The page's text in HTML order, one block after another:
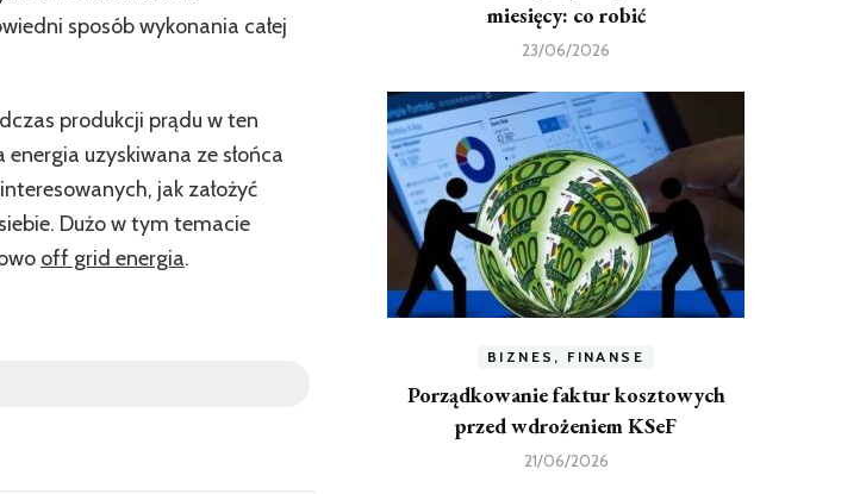
sposób wykonania całej
produkcji prądu w ten
uzyskiwana ze słońca
jak założyć
Dużo w tym temacie
off grid energia.
miesięcy: co robić
23/06/2026
BIZNES, FINANSE
Porządkowanie faktur kosztowych
przed wdrożeniem KSeF
21/06/2026